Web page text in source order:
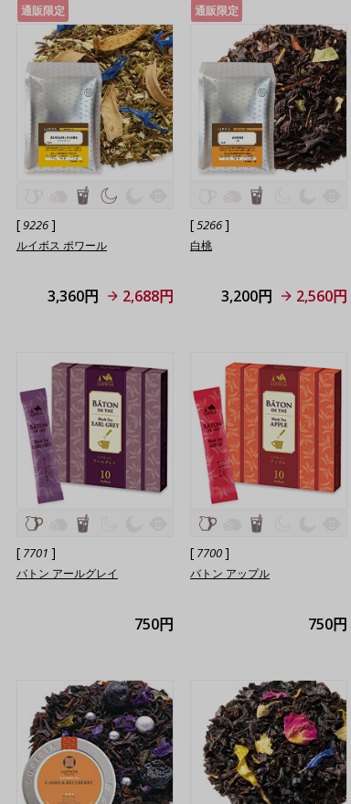
通販限定
[9226]
ルイボス ポワール
3,360円 2,688円
通販限定
[5266]
白桃
3,200円 2,560円
[ 7701 ]
バトン アールグレイ
750円
[ 7700]
バトン アップル
750円